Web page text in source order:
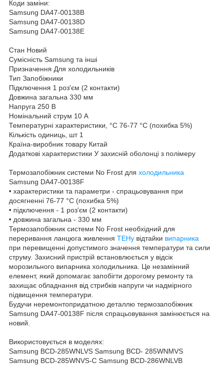
Коди заміни:
Samsung DA47-00138B
Samsung DA47-00138D
Samsung DA47-00138E
Стан Новий
Сумісність Samsung та інші
Призначення Для холодильників
Тип Запобіжники
Підключення 1 роз'єм (2 контакти)
Довжина загальна 330 мм
Напруга 250 В
Номінальний струм 10 А
Температурні характеристики, °С 76-77 °С (похибка 5%)
Кількість одиниць, шт 1
Країна-виробник товару Китай
Додаткові характеристики У захисній оболонці з полімеру
Термозапобіжник системи No Frost для холодильника
Samsung DA47-00138F
• характеристики та параметри - спрацьовування при
досягненні 76-77 °С (похибка 5%)
• підключення - 1 роз'єм (2 контакти)
• довжина загальна - 330 мм
Термозапобіжник системи No Frost необхідний для
переривання ланцюга живлення ТЕНу відтайки випарника
при перевищенні допустимого значення температури та сили
струму. Захисний пристрій встановлюється у відсік
морозильного випарника холодильника. Це незамінний
елемент, який допомагає запобігти дорогому ремонту та
захищає обладнання від стрибків напруги чи надмірного
підвищення температури.
Будучи неремонтопридатною деталлю термозапобіжник
Samsung DA47-00138F після спрацьовування замінюється на
новий.
Використовується в моделях:
Samsung BCD-285WNLVS Samsung BCD- 285WNMVS
Samsung BCD-285WNVS-C Samsung BCD-286WNLVB